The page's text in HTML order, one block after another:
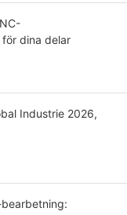
dina delar
Industrie 2026,